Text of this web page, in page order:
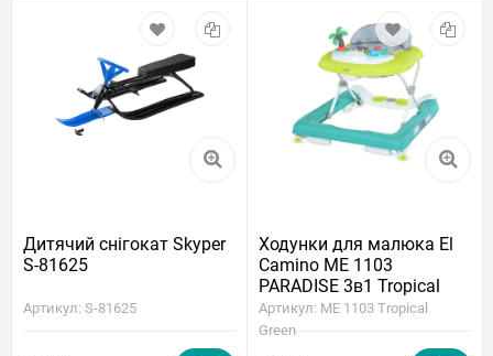
Дитячий снігокат Skyper
S-81625
Артикул: S-81625
Ходунки для малюка El
Camino ME 1103
PARADISE 3в1 Tropical
Green (ігрова панель,
джампер, музика, світло)
Артикул: ME 1103 Tropical
Green